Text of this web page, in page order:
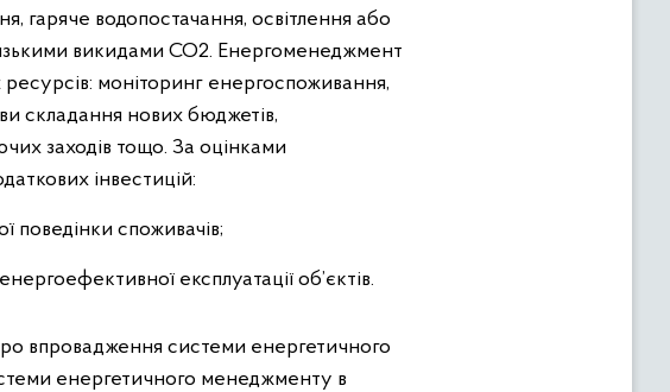
гаряче водопостачання, освітлення або
викидами CO2. Енергоменеджмент
моніторинг енергоспоживання,
складання нових бюджетів,
заходів тощо. За оцінками
інвестицій:
поведінки споживачів;
експлуатації об’єктів.
впровадження системи енергетичного
енергетичного менеджменту в